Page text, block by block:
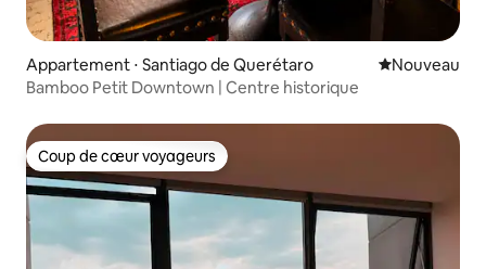
Appartement ⋅ Santiago de Querétaro Nouvel
Nouveau
Bamboo Petit Downtown | Centre historique
Coup de cœur voyageurs
Coup de cœur voyageurs